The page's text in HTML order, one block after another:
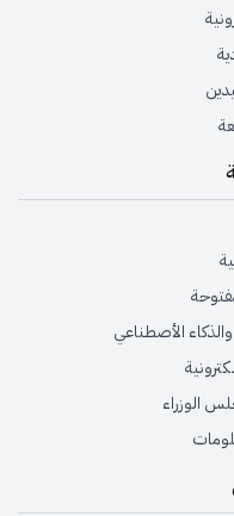
والذكاء الأصطناعي
الوزراء